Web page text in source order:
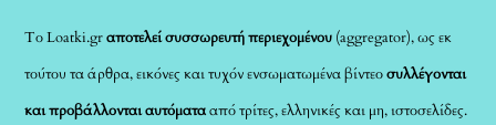
Το Loatki.grαποτελεί συσσωρευτή περιεχομένου (aggregator), ως εκ
τούτου τα άρθρα, εικόνες και τυχόν ενσωματωμένα βίντεοσυλλέγονται
και προβάλλονται αυτόματααπό τρίτες, ελληνικές και μη, ιστοσελίδες.